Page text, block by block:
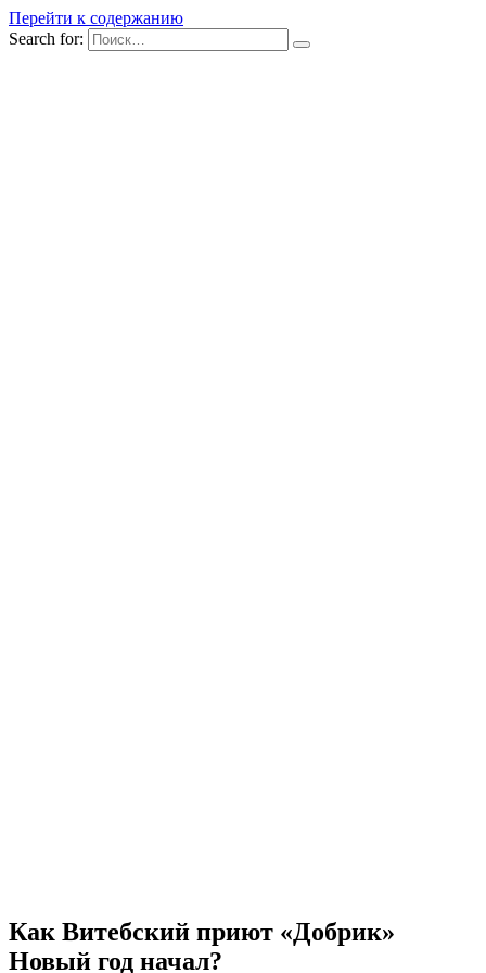
Перейти к содержанию
Search for:
Как Витебский приют «Добрик»
Новый год начал?